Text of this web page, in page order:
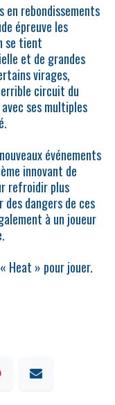
rebondissements
épreuve les
se tient
et de grandes
virages,
circuit du
ses multiples
événements
innovant de
refroidir plus
dangers de ces
à un joueur
Heat » pour jouer.